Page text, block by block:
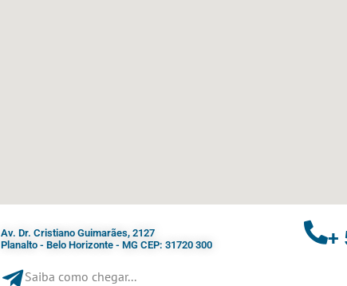
Av. Dr. Cristiano Guimarães, 2127
Planalto - Belo Horizonte - MG CEP: 31720 300
Saiba como chegar...
+